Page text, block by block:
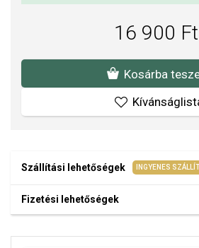
ezüst árnyalatú ékszerekkel.
Nyaklánc hossza: 54 cm.
A SOFIA a BROSWAY hivatalos
hogy eredeti ékszert vásárol, a komplett
16 900 Ft
Kosárba
Szállítási lehetőségek INGYENES
Fizetési lehetőségek